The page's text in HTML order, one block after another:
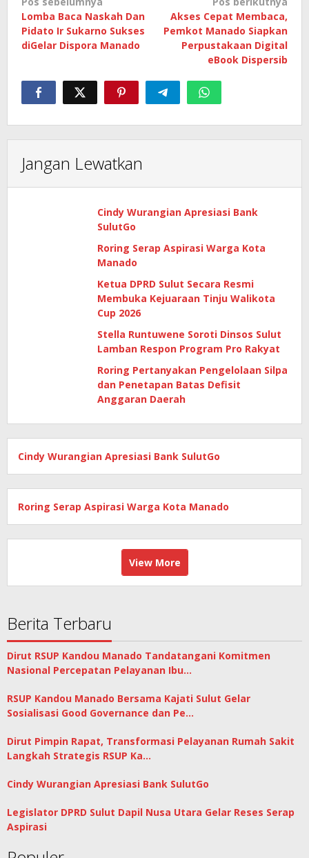
pos
Lomba Baca Naskah Dan
Pidato Ir Sukarno Sukses
diGelar Dispora Manado
Akses Cepat Membaca,
Pemkot Manado Siapkan
Perpustakaan Digital
eBook Dispersib
Jangan Lewatkan
Cindy Wurangian Apresiasi Bank
SulutGo
Roring Serap Aspirasi Warga Kota
Manado
Ketua DPRD Sulut Secara Resmi
Membuka Kejuaraan Tinju Walikota
Cup 2026
Stella Runtuwene Soroti Dinsos Sulut
Lamban Respon Program Pro Rakyat
Roring Pertanyakan Pengelolaan Silpa
dan Penetapan Batas Defisit
Anggaran Daerah
Cindy Wurangian Apresiasi Bank SulutGo
Roring Serap Aspirasi Warga Kota Manado
View More
Berita Terbaru
Dirut RSUP Kandou Manado Tandatangani Komitmen
Nasional Percepatan Pelayanan Ibu…
RSUP Kandou Manado Bersama Kajati Sulut Gelar
Sosialisasi Good Governance dan Pe…
Dirut Pimpin Rapat, Transformasi Pelayanan Rumah Sakit
Langkah Strategis RSUP Ka…
Cindy Wurangian Apresiasi Bank SulutGo
Legislator DPRD Sulut Dapil Nusa Utara Gelar Reses Serap
Aspirasi